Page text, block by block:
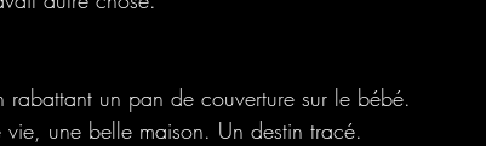
rabattant un pan de couverture sur le bébé.
une belle maison. Un destin tracé.